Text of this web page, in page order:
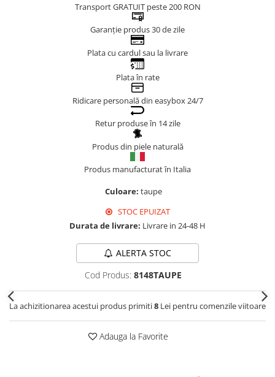
Transport GRATUIT peste 200 RON
Garanție produs 30 de zile
Plata cu cardul sau la livrare
Plata în rate
Ridicare personală din easybox 24/7
Retur produse în 14 zile
Produs din piele naturală
Produs manufacturat în Italia
Culoare: taupe
STOC EPUIZAT
Durata de livrare: Livrare in 24-48 H
ALERTA STOC
Cod Produs: 8148TAUPE
La achizitionarea acestui produs primiti8 Lei pentru comenzile viitoare
Adauga la Favorite